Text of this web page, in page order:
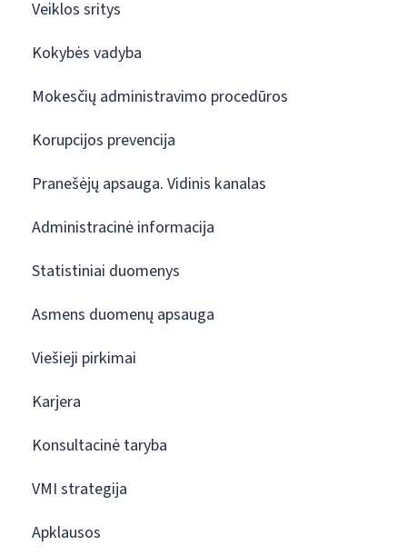
Veiklos sritys
Kokybės vadyba
Mokesčių administravimo procedūros
Korupcijos prevencija
Pranešėjų apsauga. Vidinis kanalas
Administracinė informacija
Statistiniai duomenys
Asmens duomenų apsauga
Viešieji pirkimai
Karjera
Konsultacinė taryba
VMI strategija
Apklausos